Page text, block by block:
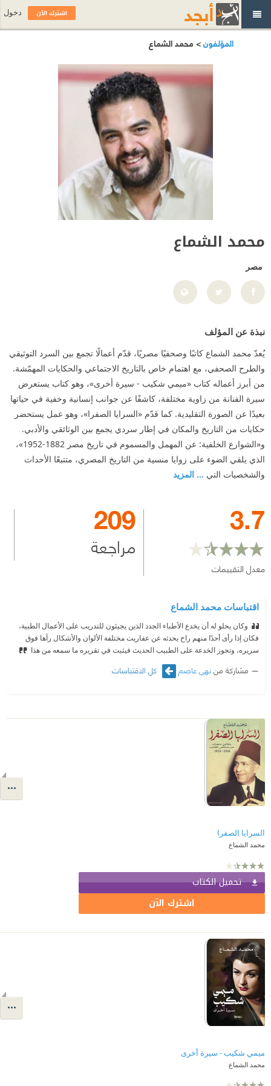
المؤلفون> محمد الشماع
محمد الشماع
مصر
نبذة عن المؤلف
يُعدّ محمد الشماع كاتبًا وصحفيًا مصريًا، قدّم أعمالًا تجمع بين السرد التوثيقي
والطرح الصحفي، مع اهتمام خاص بالتاريخ الاجتماعي والحكايات المهمّشة.
من أبرز أعماله كتاب «ميمي شكيب - سيرة أخرى»، وهو كتاب يستعرض
سيرة الفنانة من زاوية مختلفة، كاشفًا عن جوانب إنسانية وخفية في حياتها
بعيدًا عن الصورة التقليدية. كما قدّم «السرايا الصفرا»، وهو عمل يستحضر
حكايات من التاريخ والمكان في إطار سردي يجمع بين الوثائقي والأدبي.
و«الشوارع الخلفية: عن المهمل والمسموم في تاريخ مصر 1882-1952»،
الذي يلقي الضوء على زوايا منسية من التاريخ المصري، متتبعًا الأحداث
والشخصيات التي ... المزيد
3.7
معدل التقييمات
209
مراجعة
اقتباسات محمد الشماع
وكان يحلو له أن يخدع الأطباء الجدد الذين يجيئون للتدريب على الأعمال الطبية،
فكان إذا رأى أحدًا منهم راح يحدثه عن عفاريت مختلفة الألوان والأشكال رآها فوق
سريره، وتجوز الخدعة على الطبيب الحديث فيثبت في تقريره ما سمعه من هذا
مشاركة من نهى عاصم كل الاقتباسات
السرايا الصفرا
محمد الشماع
تحميل الكتاب
اشترك الآن
ميمي شكيب - سيرة أخرى
محمد الشماع
اشترك الآن دخول